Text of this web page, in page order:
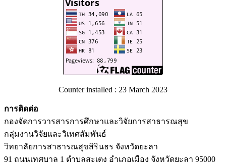
Counter installed : 23 March 2023
การติดต่อ
กองจัดการวารสารการศึกษาและวิจัยการสาธารณสุข
กลุ่มงานวิจัยและวิเทศสัมพันธ์
วิทยาลัยการสาธารณสุขสิรินธร จังหวัดยะลา
91 ถนนเทศบาล 1 ตำบลสะเตง อำเภอเมือง จังหวัดยะลา 95000